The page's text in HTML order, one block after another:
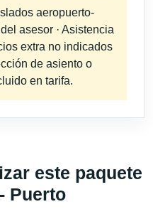
aeropuerto-
asesor · Asistencia
extra no indicados
de asiento o
en tarifa.
este paquete
Puerto